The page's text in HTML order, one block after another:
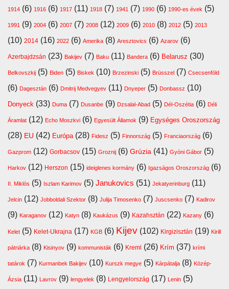
1914 (6) 1916 (6) 1917 (11) 1918 (7) 1941 (7) 1990 (6) 1990-es évek (5)
1991 (9) 2004 (6) 2007 (7) 2008 (12) 2009 (6) 2010 (8) 2012 (5) 2013
(10) 2014 (16) 2022 (6) Amerika (8) Aresztovics (6) Azarov (6)
Azerbajdzsán (23) Bakijev (7) Baku (11) Bandera (6) Belarusz (30)
Belkovszkij (5) Biden (5) Biskek (10) Brzezinski (5) Brüsszel (7) Csecsenföld
(6) Dagesztán (6) Dmitrij Medvegyev (11) Dnyeper (5) Donbassz (10)
Donyeck (33) Duma (7) Dusanbe (9) Dzsalal-Abad (5) Dél-Oszétia (6) Déli
Áramlat (12) Echo Moszkvi (6) Egyesült Államok (9) Egységes Oroszország
(28) EU (42) Európa (28) Fidesz (5) Finnország (5) Franciaország (6)
Gazprom (12) Gorbacsov (15) Groznij (6) Grúzia (41) Gyóni Gábor (5)
Harkov (12) Herszon (15) ideiglenes kormány (6) Igazságos Oroszország (6)
II. Miklós (5) Iszlam Karimov (5) Janukovics (51) Jekatyerinburg (11)
Jelcin (12) Jobboldali Szektor (8) Julija Timosenko (7) Juscsenko (7) Kadirov
(9) Karaganov (12) Katyn (8) Kaukázus (9) Kazahsztán (22) Kazany (6)
Kelet (5) Kelet-Ukrajna (17) KGB (6) Kijev (102) Kirgizisztán (19) Kirill
pátriárka (8) Kisinyov (9) kommunisták (6) Kreml (26) Krím (37) krími
tatárok (7) Kurmanbek Bakijev (10) Kurszk megye (5) Kárpátalja (8) Közép-
Ázsia (11) Lavrov (9) lengyelek (8) Lengyelország (17) Lenin (5)